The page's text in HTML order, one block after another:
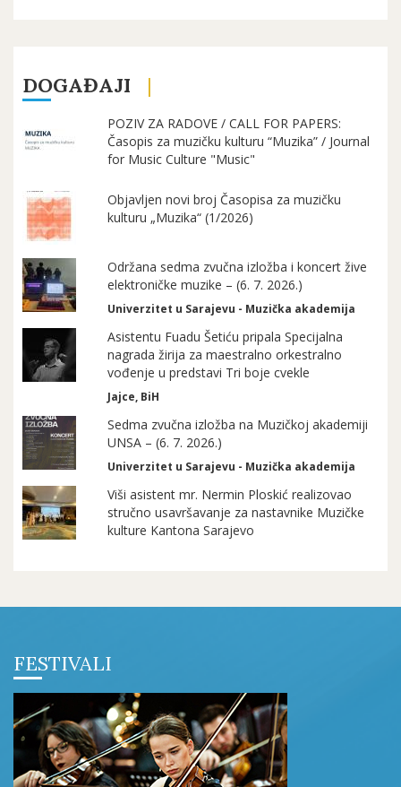
DOGAĐAJI
POZIV ZA RADOVE / CALL FOR PAPERS:
Časopis za muzičku kulturu “Muzika” / Journal
for Music Culture "Music"
Objavljen novi broj Časopisa za muzičku
kulturu „Muzika“ (1/2026)
Održana sedma zvučna izložba i koncert žive
elektroničke muzike – (6. 7. 2026.)
Univerzitet u Sarajevu - Muzička akademija
Asistentu Fuadu Šetiću pripala Specijalna
nagrada žirija za maestralno orkestralno
vođenje u predstavi Tri boje cvekle
Jajce, BiH
Sedma zvučna izložba na Muzičkoj akademiji
UNSA – (6. 7. 2026.)
Univerzitet u Sarajevu - Muzička akademija
Viši asistent mr. Nermin Ploskić realizovao
stručno usavršavanje za nastavnike Muzičke
kulture Kantona Sarajevo
FESTIVALI